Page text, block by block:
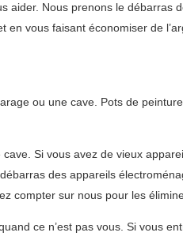
Nous prenons le
en vous faisant économiser de
ou une cave. Pots de
Si vous avez de vieux
des appareils
compter sur nous pour les
ce n’est pas vous. Si vous